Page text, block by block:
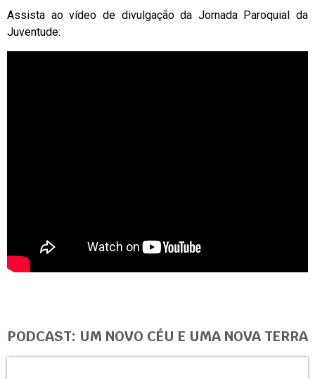
Assista ao vídeo de divulgação da Jornada Paroquial da
Juventude:
PODCAST: UM NOVO CÉU E UMA NOVA TERRA